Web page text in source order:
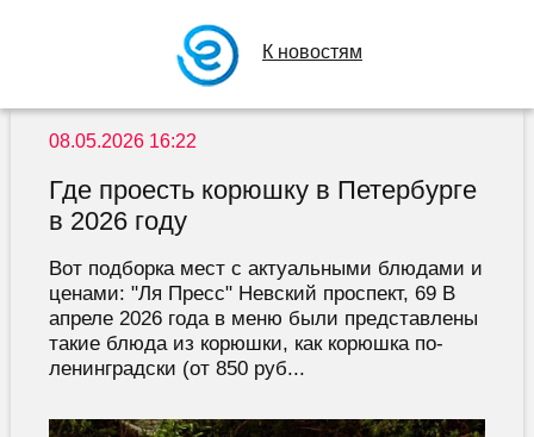
К новостям
08.05.2026 16:22
Где проесть корюшку в Петербурге
в 2026 году
Вот подборка мест с актуальными блюдами и
ценами: "Ля Пресс" Невский проспект, 69 В
апреле 2026 года в меню были представлены
такие блюда из корюшки, как корюшка по-
ленинградски (от 850 руб...